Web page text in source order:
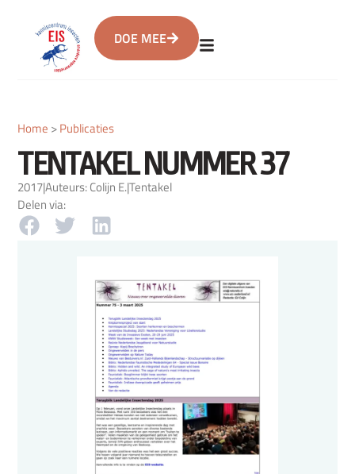
DOE MEE
Home >Publicaties
TENTAKEL NUMMER 37
2017|Auteurs: Colijn E.|Tentakel
Delen via: